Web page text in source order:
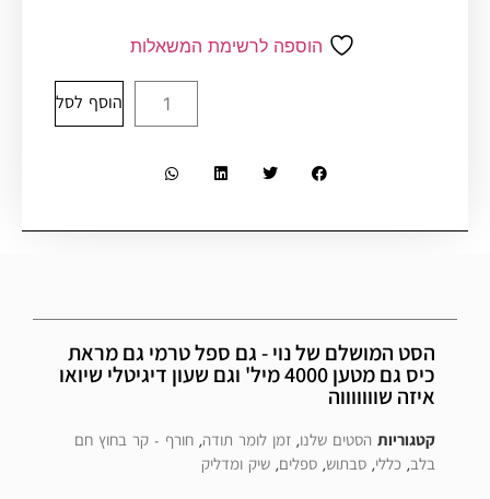
הוספה לרשימת המשאלות
הוסף לסל
הסט המושלם של נוי - גם ספל טרמי גם מראת
כיס גם מטען 4000 מיל' וגם שעון דיגיטלי שיואו
איזה שוווווווה
קטגוריות הסטים שלנו, זמן לומר תודה, חורף - קר בחוץ חם
בלב, כללי, סבתוש, ספלים, שיק ומדליק